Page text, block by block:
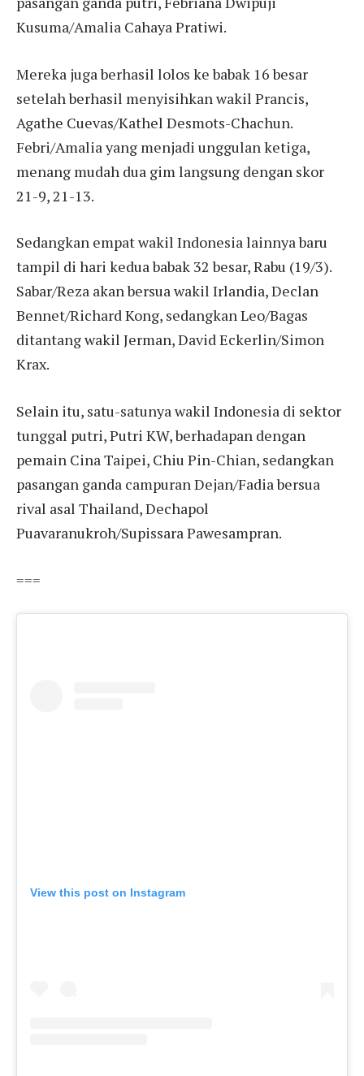
Kusuma/Amalia Cahaya Pratiwi.
Mereka juga berhasil lolos ke babak 16 besar
setelah berhasil menyisihkan wakil Prancis,
Agathe Cuevas/Kathel Desmots-Chachun.
Febri/Amalia yang menjadi unggulan ketiga,
menang mudah dua gim langsung dengan skor
21-9, 21-13.
Sedangkan empat wakil Indonesia lainnya baru
tampil di hari kedua babak 32 besar, Rabu (19/3).
Sabar/Reza akan bersua wakil Irlandia, Declan
Bennet/Richard Kong, sedangkan Leo/Bagas
ditantang wakil Jerman, David Eckerlin/Simon
Krax.
Selain itu, satu-satunya wakil Indonesia di sektor
tunggal putri, Putri KW, berhadapan dengan
pemain Cina Taipei, Chiu Pin-Chian, sedangkan
pasangan ganda campuran Dejan/Fadia bersua
rival asal Thailand, Dechapol
Puavaranukroh/Supissara Pawesampran.
===
View this post on Instagram